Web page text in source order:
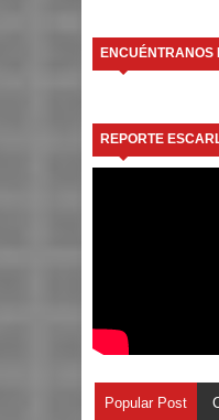
ENCUÉNTRANOS
REPORTE
Popular Post